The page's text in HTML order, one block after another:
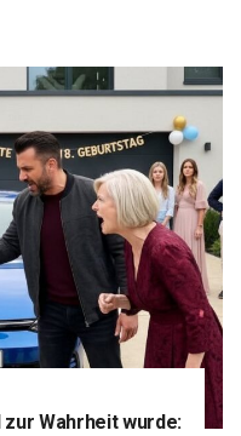
Wahrheit wurde: